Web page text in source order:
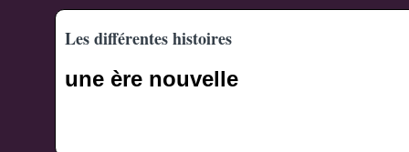
Les différentes histoires
une ère nouvelle